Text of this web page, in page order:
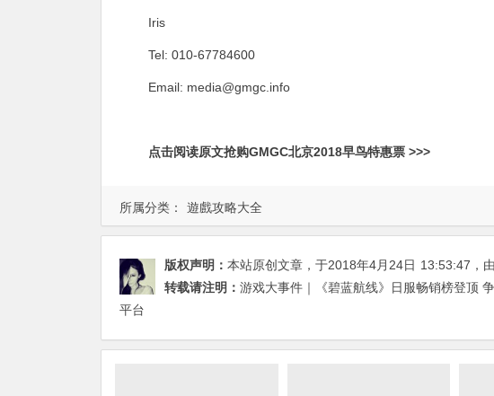
所属分类： 遊戲攻略大全
Iris
Tel: 010-67784600
Email: media@gmgc.info
点击阅读原文抢购GMGC北京2018早鸟特惠票 >>>
版权声明： 本站原创文章，于2018年4月24日 13:53:47 ，由
转载请注明： 游戏大事件｜《碧蓝航线》日服畅销榜登顶
平台